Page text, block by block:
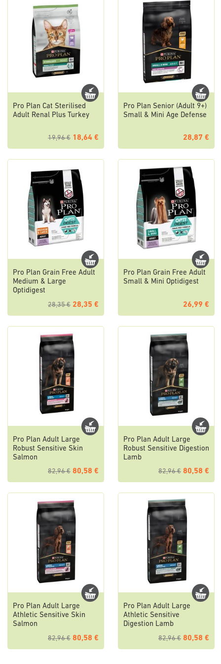
Pro Plan Cat Sterilised
Adult Renal Plus Turkey
19,96 € 18,64 €
Pro Plan Senior (Adult 9+)
Small & Mini Age Defense
28,87 €
Pro Plan Grain Free Adult
Medium & Large
Optidigest
28,35 € 28,35 €
Pro Plan Grain Free Adult
Small & Mini Optidigest
26,99 €
Pro Plan Adult Large
Robust Sensitive Skin
Salmon
82,96 € 80,58 €
Pro Plan Adult Large
Robust Sensitive Digestion
Lamb
82,96 € 80,58 €
Pro Plan Adult Large
Athletic Sensitive Skin
Salmon
82,96 € 80,58 €
Pro Plan Adult Large
Athletic Sensitive
Digestion Lamb
82,96 € 80,58 €